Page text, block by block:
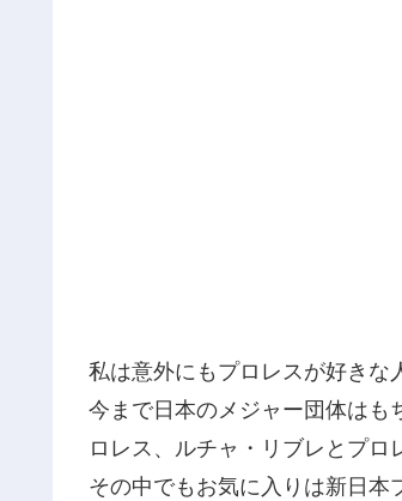
私は意外にもプロレスが好きな
今まで日本のメジャー団体はも
ロレス、ルチャ・リブレとプロ
その中でもお気に入りは新日本